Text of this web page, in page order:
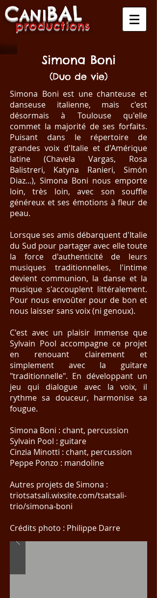
CANIBAL
productions
Simona Boni
(Duo de vie)
Simona Boni est une chanteuse et
danseuse italienne, mais c'est
désormais à Toulouse qu'elle
commet la majorité de ses forfaits.
Puisant dans le répertoire de
grandes voix d'Italie et d'Amérique
latine (Chavela Vargas, Rosa
Balistreri, Katyna Ranieri, Simón
Diaz...), Simona Boni nous emporte
loin, très loin, avec son souffle
généreux et ses émotions à fleur de
peau.
Lorsque ses amis débarquent d'Italie
du Sud pour partager avec elle toute
la force d'authenticité de leurs
musiques traditionnelles, l'intime
devient communion, la danse et la
musique s'accouplent littéralement.
Pour nous envoûter pour de bon et
nous laisser sans voix (ni genoux).
C'est avec un plaisir immense que
Sylvain Pool accompagne ce projet
en renouant clairement et
simplement avec la guitare
"traditionnelle". En développant un
jeu qui dialogue avec la voix, il
rythme sa douceur, harmonise sa
fougue.
Simona Boni : chant, percussion
Sylvain Pool : guitare
Cinzia Minotti : chant, percussion
Peppe Ponzo : mandoline
Autres projets de Simona :
triotsatsali.wixsite.com/tsatsali-
trio/simona-boni
Crédits photo : Philippe Darre